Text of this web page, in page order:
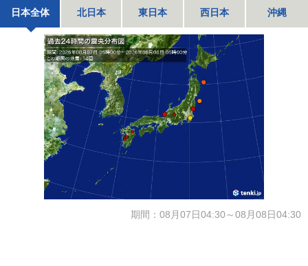
日本全体 北日本 東日本 西日本 沖縄
期間：08月07日04:30～08月08日04:30